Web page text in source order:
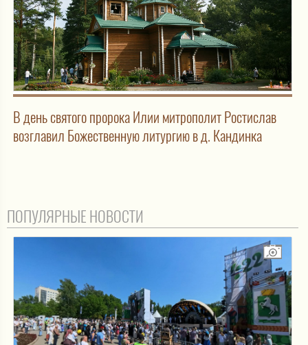
В день святого пророка Илии митрополит Ростислав
возглавил Божественную литургию в д. Кандинка
ПОПУЛЯРНЫЕ НОВОСТИ